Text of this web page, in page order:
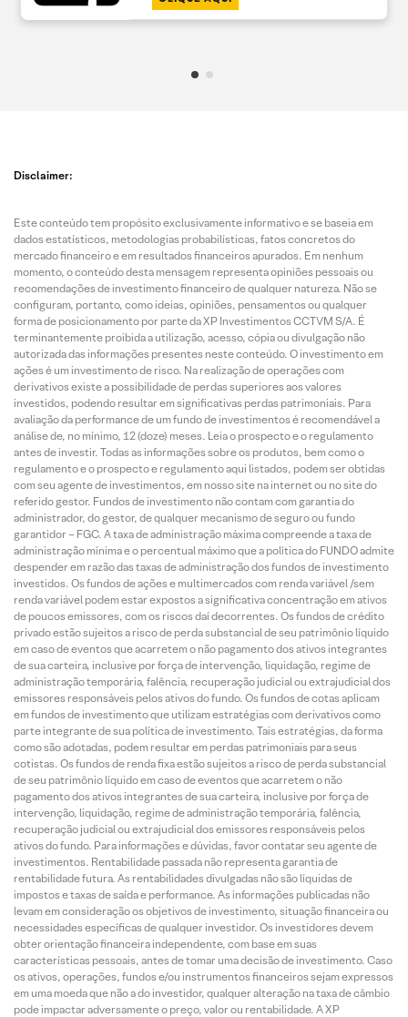
Disclaimer:
Este conteúdo tem propósito exclusivamente informativo e se baseia em
dados estatísticos, metodologias probabilísticas, fatos concretos do
mercado financeiro e em resultados financeiros apurados. Em nenhum
momento, o conteúdo desta mensagem representa opiniões pessoais ou
recomendações de investimento financeiro de qualquer natureza. Não se
configuram, portanto, como ideias, opiniões, pensamentos ou qualquer
forma de posicionamento por parte da XP Investimentos CCTVM S/A. É
terminantemente proibida a utilização, acesso, cópia ou divulgação não
autorizada das informações presentes neste conteúdo. O investimento em
ações é um investimento de risco. Na realização de operações com
derivativos existe a possibilidade de perdas superiores aos valores
investidos, podendo resultar em significativas perdas patrimoniais. Para
avaliação da performance de um fundo de investimentos é recomendável a
análise de, no mínimo, 12 (doze) meses. Leia o prospecto e o regulamento
antes de investir. Todas as informações sobre os produtos, bem como o
regulamento e o prospecto e regulamento aqui listados, podem ser obtidas
com seu agente de investimentos, em nosso site na internet ou no site do
referido gestor. Fundos de investimento não contam com garantia do
administrador, do gestor, de qualquer mecanismo de seguro ou fundo
garantidor – FGC. A taxa de administração máxima compreende a taxa de
administração mínima e o percentual máximo que a política do FUNDO admite
despender em razão das taxas de administração dos fundos de investimento
investidos. Os fundos de ações e multimercados com renda variável /sem
renda variável podem estar expostos a significativa concentração em ativos
de poucos emissores, com os riscos daí decorrentes. Os fundos de crédito
privado estão sujeitos a risco de perda substancial de seu patrimônio líquido
em caso de eventos que acarretem o não pagamento dos ativos integrantes
de sua carteira, inclusive por força de intervenção, liquidação, regime de
administração temporária, falência, recuperação judicial ou extrajudicial dos
emissores responsáveis pelos ativos do fundo. Os fundos de cotas aplicam
em fundos de investimento que utilizam estratégias com derivativos como
parte integrante de sua política de investimento. Tais estratégias, da forma
como são adotadas, podem resultar em perdas patrimoniais para seus
cotistas. Os fundos de renda fixa estão sujeitos a risco de perda substancial
de seu patrimônio líquido em caso de eventos que acarretem o não
pagamento dos ativos integrantes de sua carteira, inclusive por força de
intervenção, liquidação, regime de administração temporária, falência,
recuperação judicial ou extrajudicial dos emissores responsáveis pelos
ativos do fundo. Para informações e dúvidas, favor contatar seu agente de
investimentos. Rentabilidade passada não representa garantia de
rentabilidade futura. As rentabilidades divulgadas não são líquidas de
impostos e taxas de saída e performance. As informações publicadas não
levam em consideração os objetivos de investimento, situação financeira ou
necessidades específicas de qualquer investidor. Os investidores devem
obter orientação financeira independente, com base em suas
características pessoais, antes de tomar uma decisão de investimento. Caso
os ativos, operações, fundos e/ou instrumentos financeiros sejam expressos
em uma moeda que não a do investidor, qualquer alteração na taxa de câmbio
pode impactar adversamente o preço, valor ou rentabilidade. A XP